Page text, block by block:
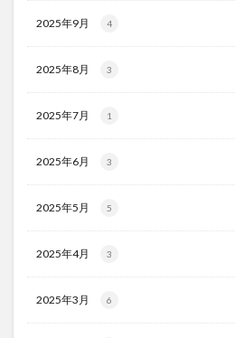
2025年9月 4
2025年8月 3
2025年7月 1
2025年6月 3
2025年5月 5
2025年4月 3
2025年3月 6